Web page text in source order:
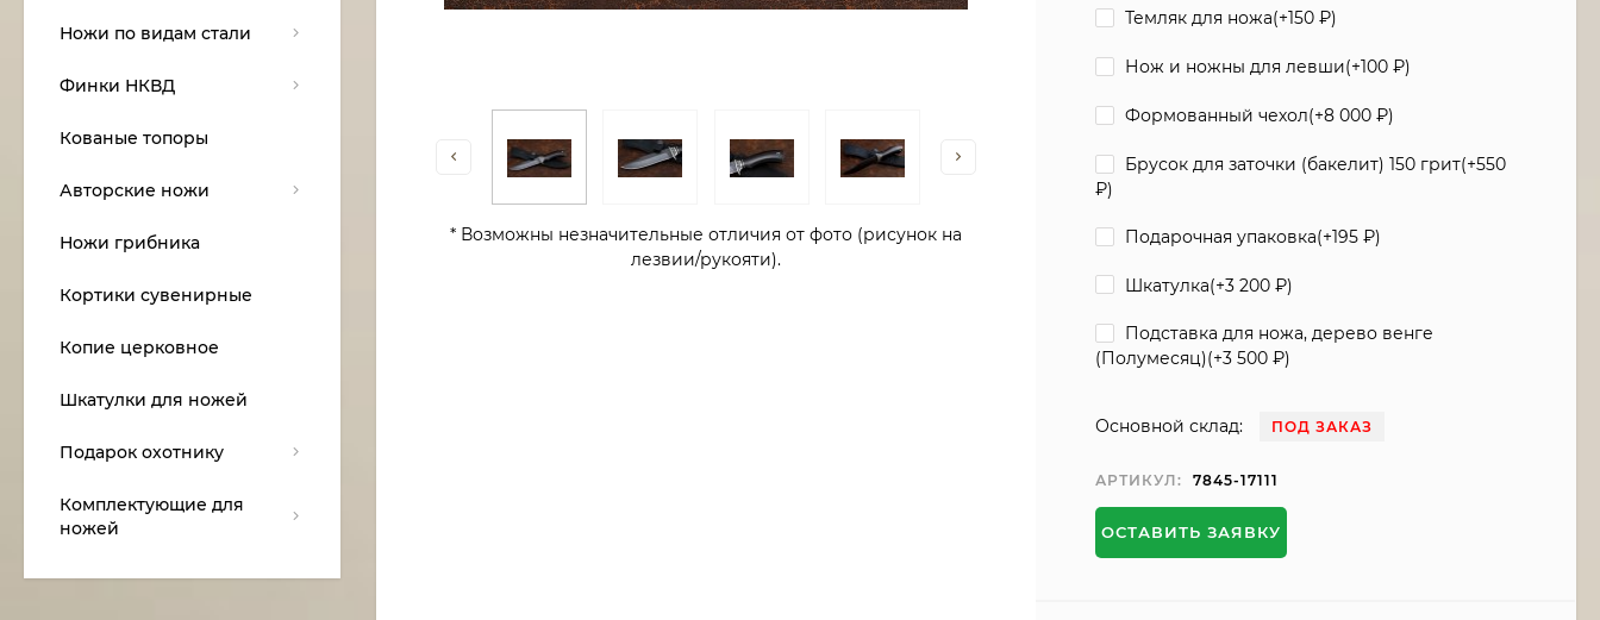
* Возможны незначительные отличия от фото (рисунок на
лезвии/рукояти).
Темляк для ножа(+150₽)
Нож и ножны для левши(+100₽)
Формованный чехол(+8 000₽)
Брусок для заточки (бакелит) 150 грит(+550
₽)
Подарочная упаковка(+195₽)
Шкатулка(+3 200₽)
Подставка для ножа, дерево венге
(Полумесяц)(+3 500₽)
Основной склад: ПОД ЗАКАЗ
АРТИКУЛ: 7845-17111
ОСТАВИТЬ ЗАЯВКУ
Ножи по видам стали
Финки НКВД
Кованые топоры
Авторские ножи
Ножи грибника
Кортики сувенирные
Копие церковное
Шкатулки для ножей
Подарок охотнику
Комплектующие для
ножей